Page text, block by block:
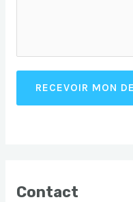
RECEVOIR MON
Contact